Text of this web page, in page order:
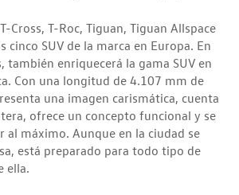
Cross, T-Roc, Tiguan, Tiguan Allspace
cinco SUV de la marca en Europa. En
también enriquecerá la gama SUV en
Con una longitud de 4.107 mm de
una imagen carismática, cuenta
ofrece un concepto funcional y se
al máximo. Aunque en la ciudad se
está preparado para todo tipo de
ella.